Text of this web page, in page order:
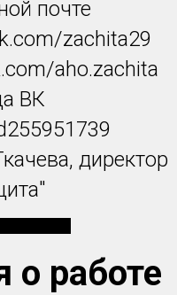
почте
zachita29
aho.zachita
ВК
директор
о работе